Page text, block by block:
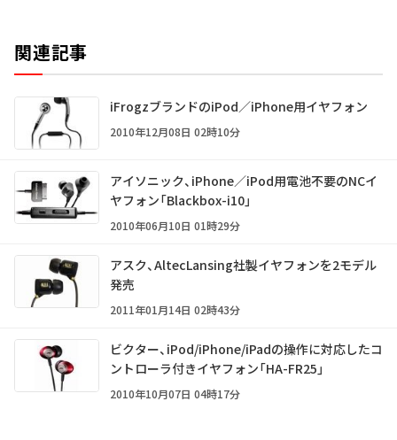
関連記事
iFrogzブランドのiPod／iPhone用イヤフォン
2010年12月08日 02時10分
アイソニック、iPhone／iPod用電池不要のNCイ
ヤフォン「Blackbox-i10」
2010年06月10日 01時29分
アスク、AltecLansing社製イヤフォンを2モデル
発売
2011年01月14日 02時43分
ビクター、iPod/iPhone/iPadの操作に対応したコ
ントローラ付きイヤフォン「HA-FR25」
2010年10月07日 04時17分